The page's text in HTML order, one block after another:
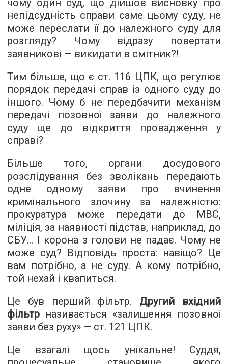
чому один суд, що дійшов висновку про
непідсудність справи саме цьому суду, не
може переслати її до належного суду для
розгляду? Чому відразу повертати
заявникові — викидати в смітник?!
Тим більше, що є ст. 116 ЦПК, що регулює
порядок передачі справ із одного суду до
іншого. Чому б не передбачити механізм
передачі позовної заяви до належного
суду ще до відкриття провадження у
справі?
Більше того, органи досудового
розслідування без зволікань передають
одне одному заяви про вчинення
кримінального злочину за належністю:
прокуратура може передати до МВС,
міліція, за наявності підстав, наприклад, до
СБУ... І корона з голови не падає. Чому не
може суд? Відповідь проста: навіщо? Це
вам потрібно, а не суду. А кому потрібно,
той нехай і квапиться.
Це був перший фільтр. Другий вхідний
фільтр називається «залишення позовної
заяви без руху» — ст. 121 ЦПК.
Це взагалі щось унікальне! Суддя,